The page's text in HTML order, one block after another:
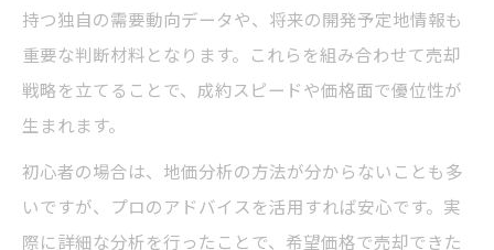
持つ独自の需要動向データや、将来の開発予定地情報も
重要な判断材料となります。これらを組み合わせて売却
戦略を立てることで、成約スピードや価格面で優位性が
生まれます。
初心者の場合は、地価分析の方法が分からないことも多
いですが、プロのアドバイスを活用すれば安心です。実
際に詳細な分析を行ったことで、希望価格で売却できた